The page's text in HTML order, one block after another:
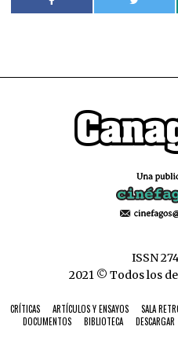
ISSN
2021 © Todos los
CRÍTICAS ARTÍCULOS Y ENSAYOS SALA
DOCUMENTOS
BIBLIOTECA DESCARGAR